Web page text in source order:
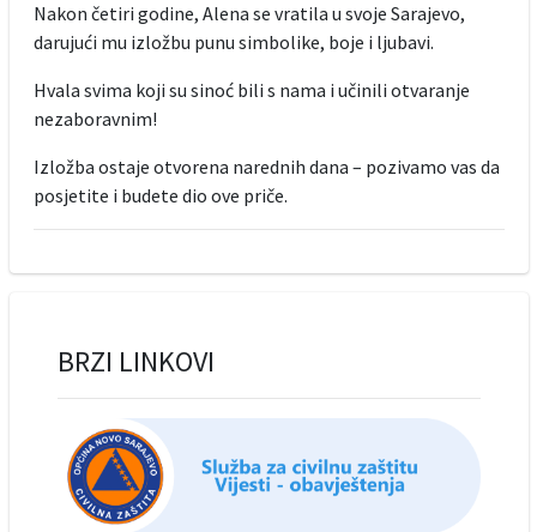
Nakon četiri godine, Alena se vratila u svoje Sarajevo,
darujući mu izložbu punu simbolike, boje i ljubavi.
Hvala svima koji su sinoć bili s nama i učinili otvaranje
nezaboravnim!
Izložba ostaje otvorena narednih dana – pozivamo vas da
posjetite i budete dio ove priče.
BRZI LINKOVI